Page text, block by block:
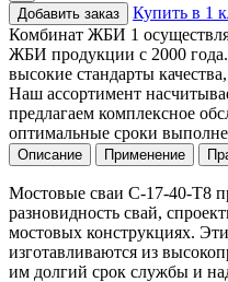
Добавить заказ
Купить в 1
Комбинат ЖБИ 1
ЖБИ продукции с 2000
высокие стандарты
Наш ассортимент
предлагаем комплексное
оптимальные сроки
Описание Применение
Мостовые сваи С-17-40-Т8
разновидность свай,
мостовых конструкциях.
изготавливаются из
им долгий срок службы и